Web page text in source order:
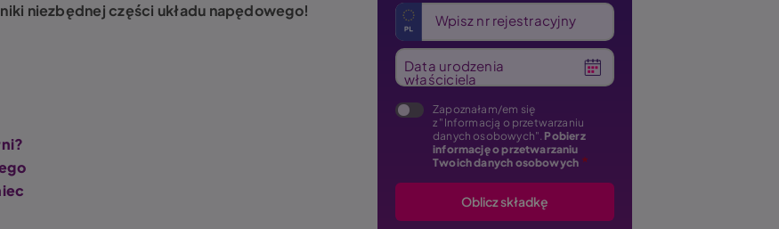
niezbędnej części układu napędowego!
Wpisz nr rejestracyjny
Data urodzenia
właściciela
Zapoznałam/em się
z "Informacją o przetwarzaniu
danych osobowych". Pobierz
informację o przetwarzaniu
Twoich danych osobowych